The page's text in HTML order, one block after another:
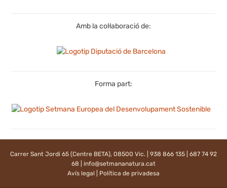
Amb la col·laboració de:
Forma part:
Carrer Sant Jordi 65 (Centre BETA), 08500 Vic. | 938 866 135 | 687 74 92
68 | info@setmananatura.cat
Avís legal
Política de privadesa